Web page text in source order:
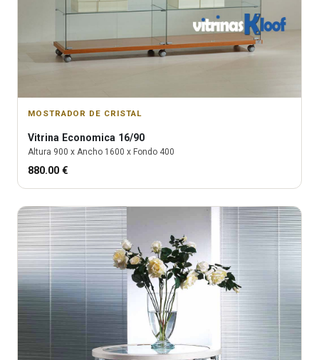
MOSTRADOR DE CRISTAL
Vitrina Economica 16/90
Altura 900 x Ancho 1600 x Fondo 400
880.00 €